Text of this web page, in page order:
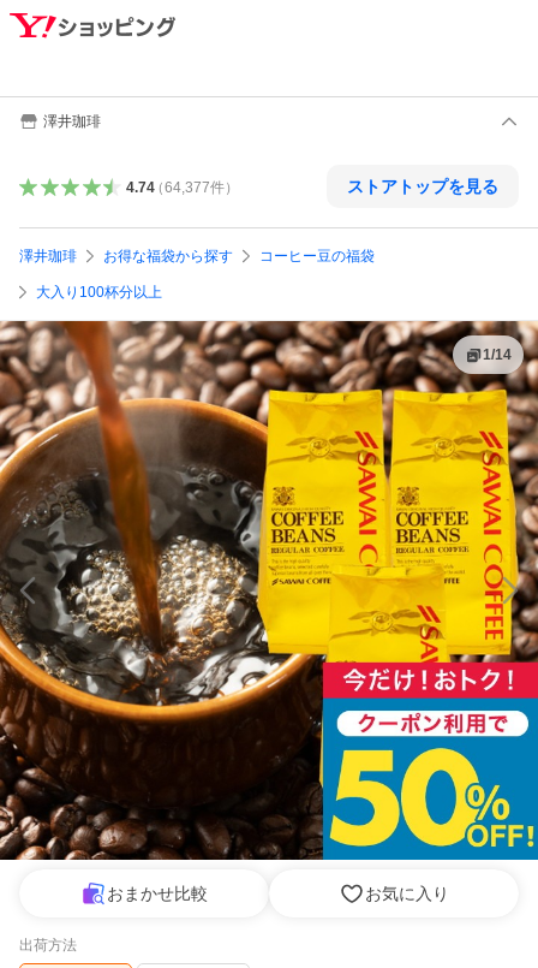
澤井珈琲
4.74（64,377件） ストアトップを見る
澤井珈琲 お得な福袋から探す コーヒー豆の福袋
大入り100杯分以上
1/14
おまかせ比較 お気に入り
出荷方法